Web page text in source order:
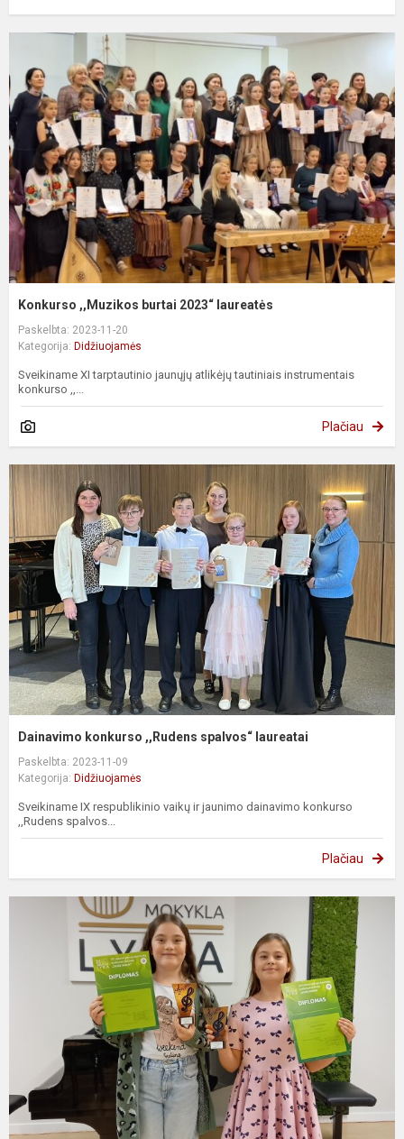
Konkurso ,,Muzikos burtai 2023“ laureatės
Paskelbta: 2023-11-20
Kategorija: Didžiuojamės
Sveikiname XI tarptautinio jaunųjų atlikėjų tautiniais instrumentais
konkurso ,,...
Plačiau
Dainavimo konkurso ,,Rudens spalvos“ laureatai
Paskelbta: 2023-11-09
Kategorija: Didžiuojamės
Sveikiname IX respublikinio vaikų ir jaunimo dainavimo konkurso
,,Rudens spalvos...
Plačiau